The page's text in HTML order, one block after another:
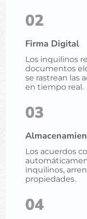
02
Firma Digital
Los inquilinos
documentos
se rastrean las
en tiempo real.
03
Los acuerdos
inquilinos,
propiedades.
04